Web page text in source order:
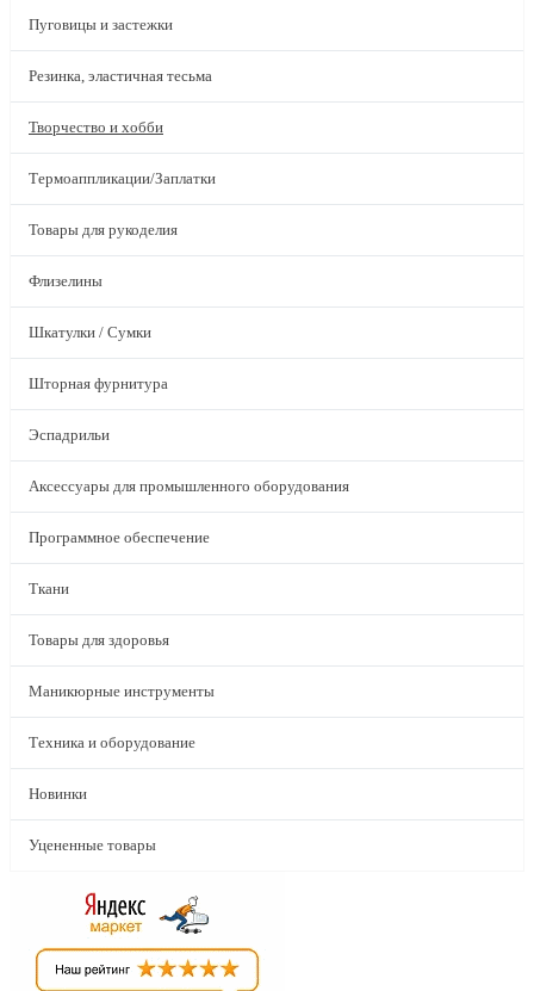
Пуговицы и застежки
Резинка, эластичная тесьма
Творчество и хобби
Термоаппликации/Заплатки
Товары для рукоделия
Флизелины
Шкатулки / Сумки
Шторная фурнитура
Эспадрильи
Аксессуары для промышленного оборудования
Программное обеспечение
Ткани
Товары для здоровья
Маникюрные инструменты
Техника и оборудование
Новинки
Уцененные товары